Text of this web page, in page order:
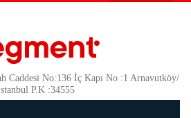
Caddesi No:136 İç Kapı No :1 Arnavutköy/
P.K :34555
Güvenlik